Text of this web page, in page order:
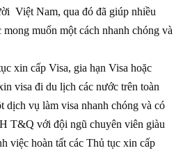
Việt Nam, qua đó đã giúp nhiều
muốn một cách nhanh chóng và
xin cấp Visa, gia hạn Visa hoặc
visa đi du lịch các nước trên toàn
dịch vụ làm visa nhanh chóng và có
T&Q với đội ngũ chuyên viên giàu
việc hoàn tất các Thủ tục xin cấp